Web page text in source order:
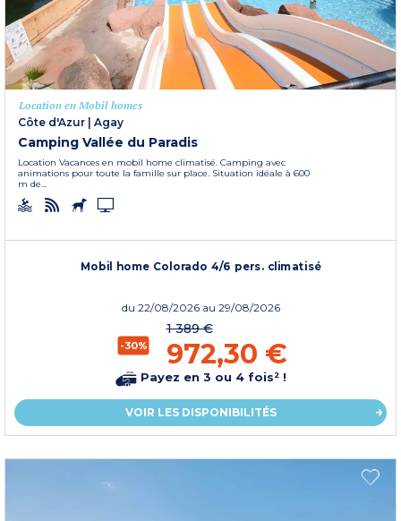
Location en Mobil homes
Côte d'Azur
Agay
Camping Vallée du Paradis
Location Vacances en mobil home climatisé. Camping avec
animations pour toute la famille sur place. Situation idéale à 600
m de...
Mobil home Colorado 4/6 pers. climatisé
du 22/08/2026 au 29/08/2026
-30%
1 389 €
972,30 €
Payez en 3 ou 4 fois² !
VOIR LES DISPONIBILITÉS